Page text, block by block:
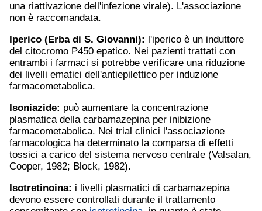
una riattivazione dell'infezione virale). L'associazione
non è raccomandata.
Iperico (Erba di S. Giovanni): l'iperico è un induttore
del citocromo P450 epatico. Nei pazienti trattati con
entrambi i farmaci si potrebbe verificare una riduzione
dei livelli ematici dell'antiepilettico per induzione
farmacometabolica.
Isoniazide: può aumentare la concentrazione
plasmatica della carbamazepina per inibizione
farmacometabolica. Nei trial clinici l'associazione
farmacologica ha determinato la comparsa di effetti
tossici a carico del sistema nervoso centrale (Valsalan,
Cooper, 1982; Block, 1982).
Isotretinoina: i livelli plasmatici di carbamazepina
devono essere controllati durante il trattamento